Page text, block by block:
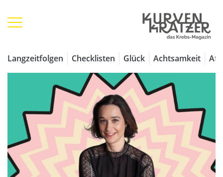
Langzeitfolgen Checklisten Glück Achtsamkeit